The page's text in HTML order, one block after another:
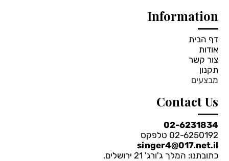
גוף
Information
דף הבית
אודות
צור קשר
תקנון
מבצעים
Contact Us
02-6231834
02-6250192 טלפקס
singer4@017.net.il
כתובתנו: המלך ג'ורג' 21 ירושלים.